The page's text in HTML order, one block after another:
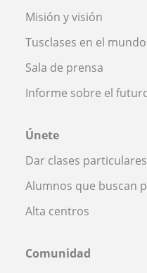
Misión y visión
Tusclases en el mundo
Sala de prensa
Informe sobre el
Únete
Dar clases particulares
Alumnos que buscan
Alta centros
Comunidad